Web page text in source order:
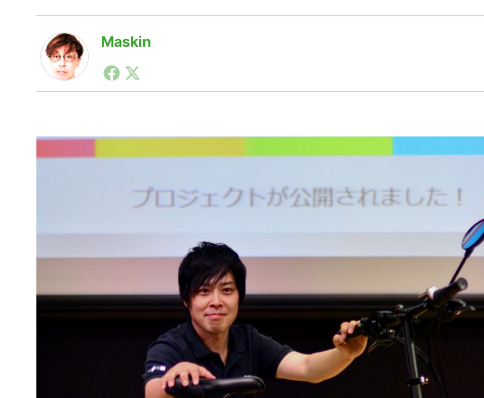
Maskin
1990年代初頭から記者としてまた起業家としてITスタートアップ業界のハード
る。シリコンバレーやEU等でのスタートアップを経験。日本ではネットエイジ